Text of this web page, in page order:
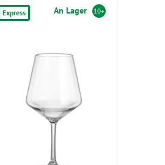
Express An Lager 10+